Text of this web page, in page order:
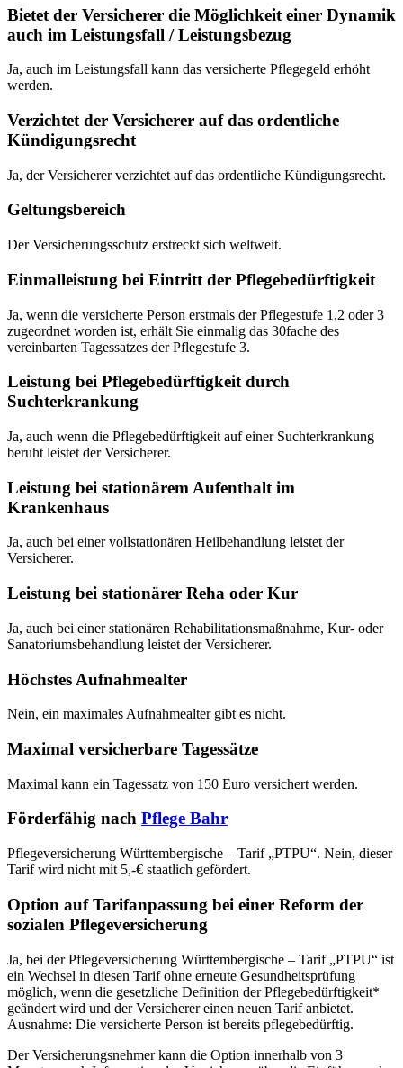
Bietet der Versicherer die Möglichkeit einer Dynamik
auch im Leistungsfall / Leistungsbezug
Ja, auch im Leistungsfall kann das versicherte Pflegegeld erhöht
werden.
Verzichtet der Versicherer auf das ordentliche
Kündigungsrecht
Ja, der Versicherer verzichtet auf das ordentliche Kündigungsrecht.
Geltungsbereich
Der Versicherungsschutz erstreckt sich weltweit.
Einmalleistung bei Eintritt der Pflegebedürftigkeit
Ja, wenn die versicherte Person erstmals der Pflegestufe 1,2 oder 3
zugeordnet worden ist, erhält Sie einmalig das 30fache des
vereinbarten Tagessatzes der Pflegestufe 3.
Leistung bei Pflegebedürftigkeit durch
Suchterkrankung
Ja, auch wenn die Pflegebedürftigkeit auf einer Suchterkrankung
beruht leistet der Versicherer.
Leistung bei stationärem Aufenthalt im
Krankenhaus
Ja, auch bei einer vollstationären Heilbehandlung leistet der
Versicherer.
Leistung bei stationärer Reha oder Kur
Ja, auch bei einer stationären Rehabilitationsmaßnahme, Kur- oder
Sanatoriumsbehandlung leistet der Versicherer.
Höchstes Aufnahmealter
Nein, ein maximales Aufnahmealter gibt es nicht.
Maximal versicherbare Tagessätze
Maximal kann ein Tagessatz von 150 Euro versichert werden.
Förderfähig nach Pflege Bahr
Pflegeversicherung Württembergische – Tarif „PTPU“. Nein, dieser
Tarif wird nicht mit 5,-€ staatlich gefördert.
Option auf Tarifanpassung bei einer Reform der
sozialen Pflegeversicherung
Ja, bei der Pflegeversicherung Württembergische – Tarif „PTPU“ ist
ein Wechsel in diesen Tarif ohne erneute Gesundheitsprüfung
möglich, wenn die gesetzliche Definition der Pflegebedürftigkeit*
geändert wird und der Versicherer einen neuen Tarif anbietet.
Ausnahme: Die versicherte Person ist bereits pflegebedürftig.
Der Versicherungsnehmer kann die Option innerhalb von 3